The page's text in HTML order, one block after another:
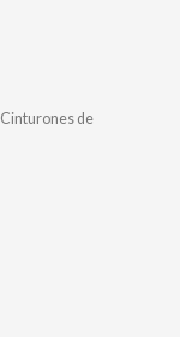
Cinturones de